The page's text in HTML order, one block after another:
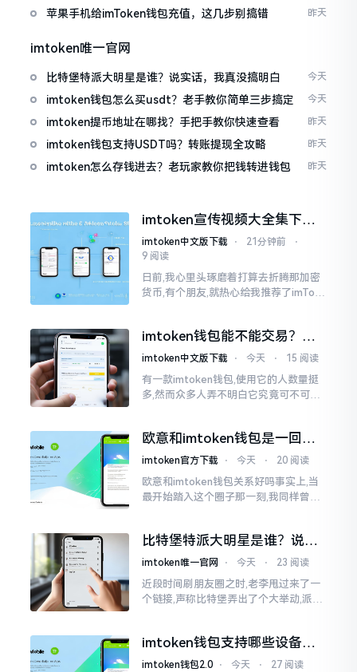
免追涨杀跌被套牢
苹果手机给imToken钱包充值，这几步别搞错 昨天
imtoken唯一官网
比特堡特派大明星是谁？说实话，我真没搞明白 今天
imtoken钱包怎么买usdt？老手教你简单三步搞定 今天
imtoken提币地址在哪找？手把手教你快速查看 昨天
imtoken钱包支持USDT吗？转账提现全攻略 昨天
imtoken怎么存钱进去？老玩家教你把钱转进钱包 昨天
imtoken宣传视频大全集下
载，新手看完就懂怎么用
imtoken中文版下载 ⋅ 21分钟前
⋅
9 阅读
日前,我心里头琢磨着打算去折腾那加密
货币,有个朋友,就热心给我推荐了imTok
imtoken钱包能不能交易？一
文说清楚
imtoken中文版下载 ⋅ 今天 ⋅ 15 阅读
有一款imtoken钱包,使用它的人数量挺
多,然而众多人弄不明白它究竟可不可以
存钱罐与菜市场那般
欧意和imtoken钱包是一回事
吗？搞清楚了再装钱包
imtoken官方下载 ⋅ 今天 ⋅ 20 阅读
欧意和imtoken钱包关系好吗事实上,当
最开始踏入这个圈子那一刻,我同样曾因
推移才逐渐明晰
比特堡特派大明星是谁？说实
话，我真没搞明白
imtoken唯一官网 ⋅ 今天 ⋅ 23 阅读
近段时间刷朋友圈之时,老李甩过来了一
个链接,声称比特堡弄出了个大举动,派遣
磅”、“首发”、“独家”
imtoken钱包支持哪些设备？
手机电脑都能用
imtoken钱包2.0 ⋅ 今天 ⋅ 27 阅读